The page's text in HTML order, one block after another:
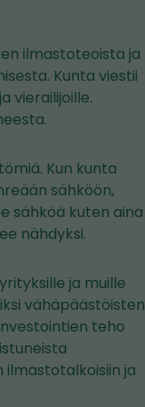
ilmastoteoista ja
Kunta viestii
vierailijoille.
Kun kunta
sähköön,
sähköä kuten aina
nähdyksi.
ja muille
vähäpäästöisten
teho
ja